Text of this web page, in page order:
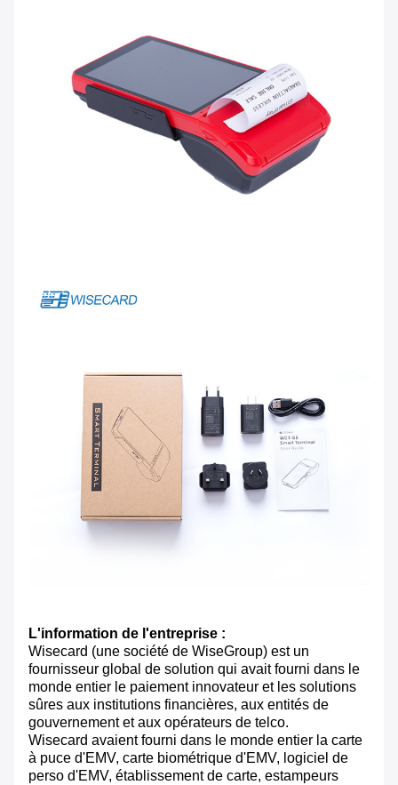
L'information de l'entreprise :
Wisecard (une société de WiseGroup) est un
fournisseur global de solution qui avait fourni dans le
monde entier le paiement innovateur et les solutions
sûres aux institutions financières, aux entités de
gouvernement et aux opérateurs de telco.
Wisecard avaient fourni dans le monde entier la carte
à puce d'EMV, carte biométrique d'EMV, logiciel de
perso d'EMV, établissement de carte, estampeurs